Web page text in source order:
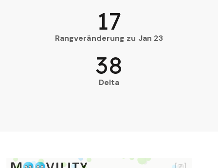
Rangveränderung zu Jan 23
17
Delta
38